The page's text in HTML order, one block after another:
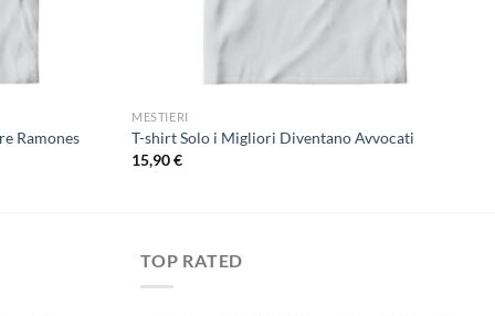
Ramones
MESTIERI
T-shirt Solo i Migliori Diventano Avvocati
15,90€
TOP RATED